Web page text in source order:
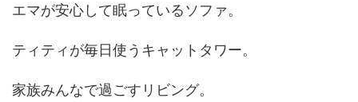
エマが安心して眠っているソファ。
ティティが毎日使うキャットタワー。
家族みんなで過ごすリビング。